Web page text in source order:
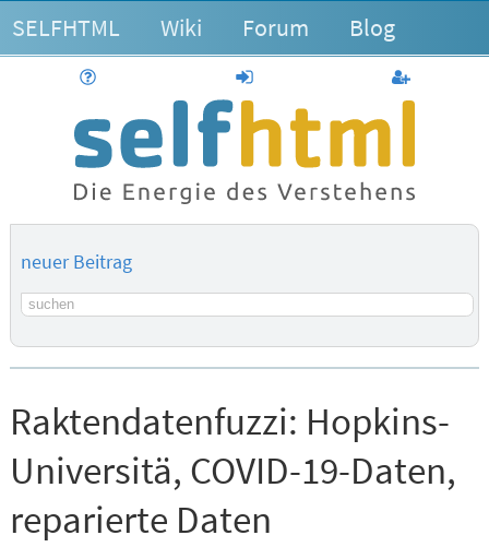
SELFHTML Wiki Forum Blog
anmelden
neuer Beitrag
Suchbegriff
Raktendatenfuzzi: Hopkins-
Universitä, COVID-19-Daten,
reparierte Daten